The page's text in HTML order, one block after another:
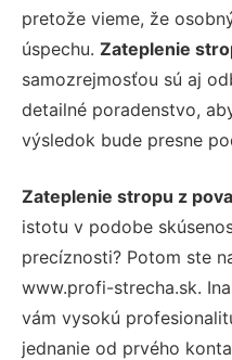
pretože vieme, že
úspechu. Zateplenie
samozrejmosťou sú aj
detailné poradenstvo,
výsledok bude presne
Zateplenie stropu z
istotu v podobe
precíznosti? Potom ste
www.profi-strecha.sk.
vám vysokú
jednanie od prvého